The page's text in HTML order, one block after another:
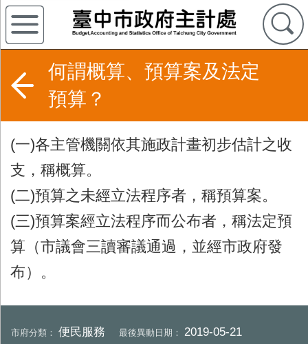
何謂概算、預算案及法定
預算？
(一)各主管機關依其施政計畫初步估計之收
支，稱概算。
(二)預算之未經立法程序者，稱預算案。
(三)預算案經立法程序而公布者，稱法定預
算（市議會三讀審議通過，並經市政府發
布）。
市府分類：便民服務 最後異動日期：2019-05-21